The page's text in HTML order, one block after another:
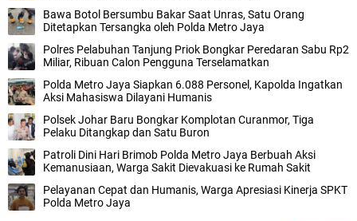
Bawa Botol Bersumbu Bakar Saat Unras, Satu Orang
Ditetapkan Tersangka oleh Polda Metro Jaya
Polres Pelabuhan Tanjung Priok Bongkar Peredaran Sabu Rp2
Miliar, Ribuan Calon Pengguna Terselamatkan
Polda Metro Jaya Siapkan 6.088 Personel, Kapolda Ingatkan
Aksi Mahasiswa Dilayani Humanis
Polsek Johar Baru Bongkar Komplotan Curanmor, Tiga
Pelaku Ditangkap dan Satu Buron‎
‎Patroli Dini Hari Brimob Polda Metro Jaya Berbuah Aksi
Kemanusiaan, Warga Sakit Dievakuasi ke Rumah Sakit
Pelayanan Cepat dan Humanis, Warga Apresiasi Kinerja SPKT
Polda Metro Jaya‎